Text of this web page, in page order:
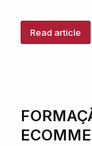
Read article